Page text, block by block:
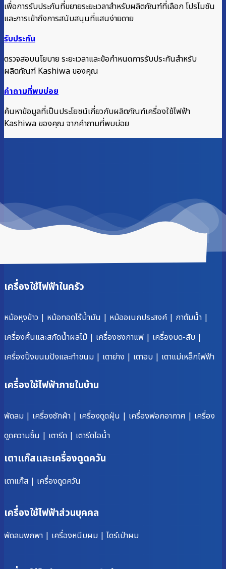
เพื่อการรับประกันที่ขยายระยะเวลาสำหรับผลิตภัณฑ์ที่เลือก โปรโมชัน
และการเข้าถึงการสนับสนุนที่แสนง่ายดาย
รับประกัน
ตรวจสอบนโยบาย ระยะเวลาและข้อกำหนดการรับประกันสำหรับ
ผลิตภัณฑ์ Kashiwa ของคุณ
คำถามที่พบบ่อย
ค้นหาข้อมูลที่เป็นประโยชน์เกี่ยวกับผลิตภัณฑ์เครื่องใช้ไฟฟ้า
Kashiwa ของคุณ จากคำถามที่พบบ่อย
เครื่องใช้ไฟฟ้าในครัว
หม้อหุงข้าว | หม้อทอดไร้น้ำมัน | หม้ออเนกประสงค์ | กาต้มน้ำ |
เครื่องคั้นและสกัดน้ำผลไม้ | เครื่องชงกาแฟ | เครื่องบด-สับ |
เครื่องปิ้งขนมปังและทำขนม | เตาย่าง | เตาอบ | เตาแม่เหล็กไฟฟ้า
เครื่องใช้ไฟฟ้าภายในบ้าน
พัดลม | เครื่องซักผ้า | เครื่องดูดฝุ่น | เครื่องฟอกอากาศ | เครื่อง
ดูดความชื้น | เตารีด | เตารีดไอน้ำ
เตาแก๊สและเครื่องดูดควัน
เตาแก๊ส | เครื่องดูดควัน
เครื่องใช้ไฟฟ้าส่วนบุคคล
พัดลมพกพา | เครื่องหนีบผม | ไดร์เป่าผม